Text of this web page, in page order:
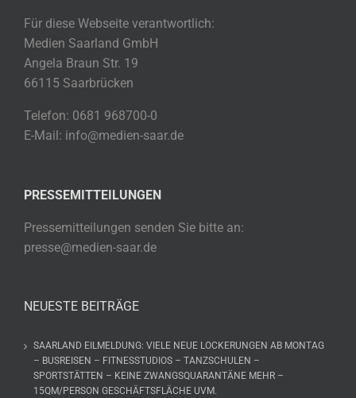
Für diese Webseite verantwortlich:
Medien Saarland GmbH
Angela Braun Str. 19
66115 Saarbrücken
Telefon: 0681 968700-0
E-Mail: info@medien-saar.de
PRESSEMITTEILUNGEN
Pressemitteilungen senden Sie bitte an:
presse@medien-saar.de
NEUESTE BEITRÄGE
SAARLAND EILMELDUNG: VIELE NEUE LOCKERUNGEN AB MONTAG
– BUSREISEN – FITNESSTUDIOS – TANZSCHULEN –
SPORTSTÄTTEN – KEINE ZWANGSQUARANTÄNE MEHR –
15QM/PERSON GESCHÄFTSFLÄCHE UVM.